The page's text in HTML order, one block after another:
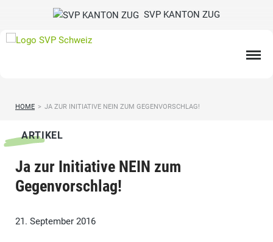
SVP KANTON ZUG
HOME > JA ZUR INITIATIVE NEIN ZUM GEGENVORSCHLAG!
ARTIKEL
Ja zur Initiative NEIN zum
Gegenvorschlag!
21. September 2016